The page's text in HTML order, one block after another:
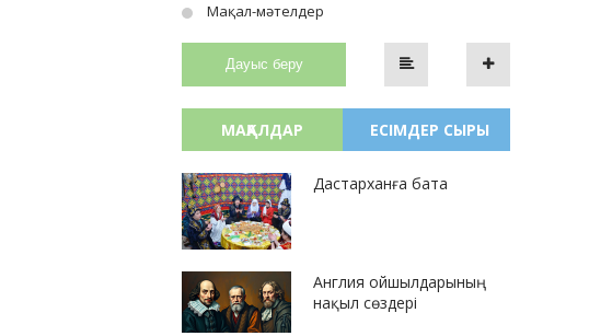
Мақал-мәтелдер
Дауыс беру
МАҚАЛДАР ЕСІМДЕР СЫРЫ
Дастарханға бата
Англия ойшылдарының
нақыл сөздері